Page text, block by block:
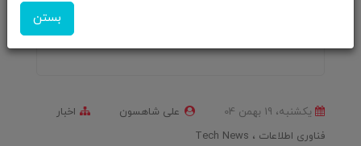
بستن
یکشنبه، 19 بهمن 04 علی شاهسون
اخبار
فناوری اطلاعات
Tech News